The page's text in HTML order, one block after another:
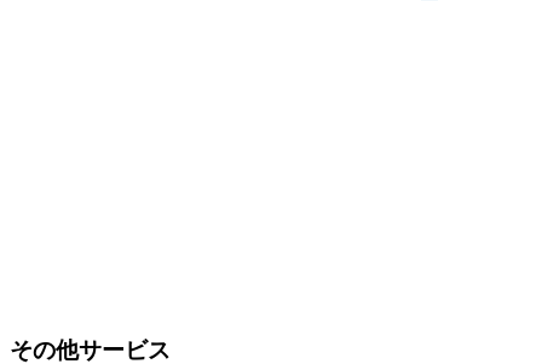
その他サービス